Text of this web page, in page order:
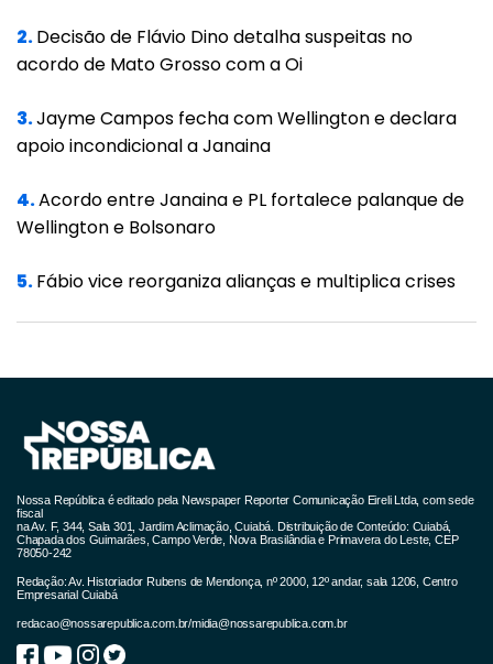
importantes, eu tenho que estar inserido
contra a correnteza e passa a remar na favor
da correnteza”, avaliou Blairo Maggi, que além
ainda presidente o Conselho da Associação
(Abiove).
A participação do presidente eleito na COP-
ambiental. Lula se comprometeu a zerar o
desmatamento ilegal no país até 2030, assim
como lutar contra o aquecimento global e as
mudanças climáticas. Para Lula, esses dois
pontos passam prioritariamente pelo
combate à fome e à pobreza.
O presidente eleito ainda cobrou ajuda
2.Decisão de Flávio Dino detalha suspeitas no
acordo de Mato Grosso com a Oi
3.Jayme Campos fecha com Wellington e declara
apoio incondicional a Janaina
4.Acordo entre Janaina e PL fortalece palanque de
Wellington e Bolsonaro
5.Fábio vice reorganiza alianças e multiplica crises
Nossa República é editado pela Newspaper Reporter Comunicação Eireli Ltda, com sede
fiscal
na Av. F, 344, Sala 301, Jardim Aclimação, Cuiabá. Distribuição de Conteúdo: Cuiabá,
Chapada dos Guimarães, Campo Verde, Nova Brasilândia e Primavera do Leste, CEP
78050-242
Redação: Av. Historiador Rubens de Mendonça, nº 2000, 12º andar, sala 1206, Centro
Empresarial Cuiabá
redacao@nossarepublica.com.br/midia@nossarepublica.com.br